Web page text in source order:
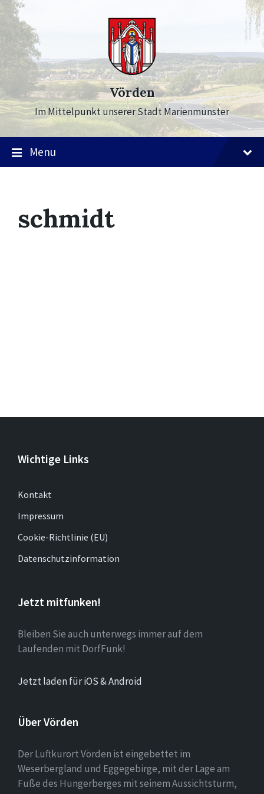
Skip
to
content
Skip
to
main
navigation
Skip
to
footer
Vörden
Im Mittelpunkt unserer Stadt Marienmünster
Menu
schmidt
Wichtige Links
Kontakt
Impressum
Cookie-Richtlinie (EU)
Datenschutzinformation
Jetzt mitfunken!
Bleiben Sie auch unterwegs immer auf dem
Laufenden mit DorfFunk!
Jetzt laden für iOS & Android
Über Vörden
Der Luftkurort Vörden ist eingebettet im
Weserbergland und Eggegebirge, mit der Lage am
Fuße des Hungerberges mit seinem Aussichtsturm,